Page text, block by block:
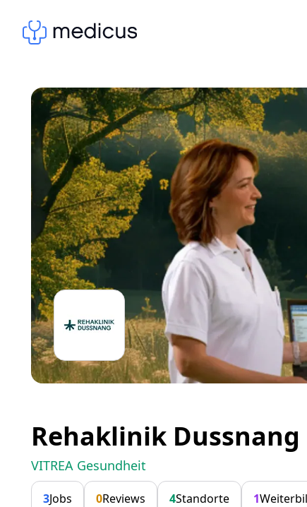
Rehaklinik Dussnang
VITREA Gesundheit
3Jobs 0Reviews 4Standorte 1